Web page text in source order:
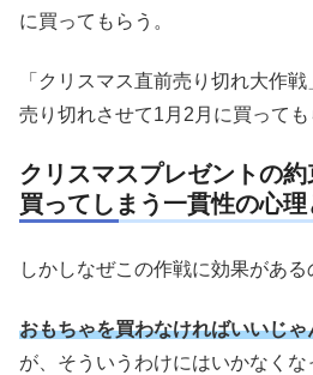
に買ってもらう。
「クリスマス直前売り切れ大作
売り切れさせて1月2月に買っても
クリスマスプレゼントの
買ってしまう一貫性の心理
しかしなぜこの作戦に効果がある
おもちゃを買わなければいいじゃ
が、そういうわけにはいかなくな